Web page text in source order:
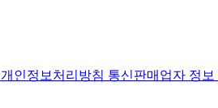
개인정보처리방침 통신판매업자 정보